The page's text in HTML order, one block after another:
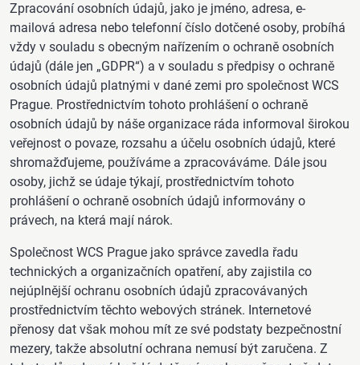
Zpracování osobních údajů, jako je jméno, adresa, e-
mailová adresa nebo telefonní číslo dotčené osoby, probíhá
vždy v souladu s obecným nařízením o ochraně osobních
údajů (dále jen „GDPR“) a v souladu s předpisy o ochraně
osobních údajů platnými v dané zemi pro společnost WCS
Prague. Prostřednictvím tohoto prohlášení o ochraně
osobních údajů by náše organizace ráda informoval širokou
veřejnost o povaze, rozsahu a účelu osobních údajů, které
shromažďujeme, používáme a zpracováváme. Dále jsou
osoby, jichž se údaje týkají, prostřednictvím tohoto
prohlášení o ochraně osobních údajů informovány o
právech, na která mají nárok.
Společnost WCS Prague jako správce zavedla řadu
technických a organizačních opatření, aby zajistila co
nejúplnější ochranu osobních údajů zpracovávaných
prostřednictvím těchto webových stránek. Internetové
přenosy dat však mohou mít ze své podstaty bezpečnostní
mezery, takže absolutní ochrana nemusí být zaručena. Z